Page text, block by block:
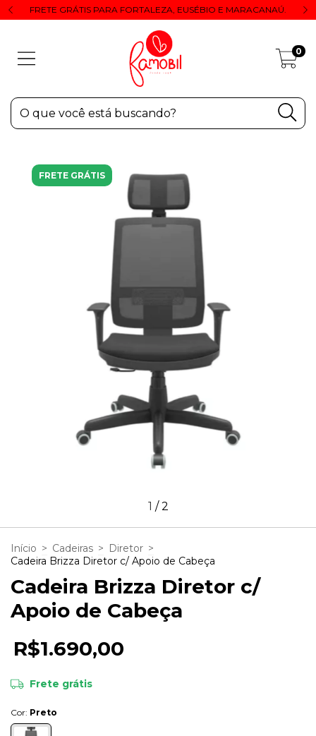
FRETE GRÁTIS PARA FORTALEZA, EUSÉBIO E MARACANAÚ.
0
FRETE GRÁTIS
1 /2
Início > Cadeiras > Diretor >
Cadeira Brizza Diretor c/ Apoio de Cabeça
Cadeira Brizza Diretor c/
Apoio de Cabeça
R$1.690,00
Frete grátis
Cor: Preto